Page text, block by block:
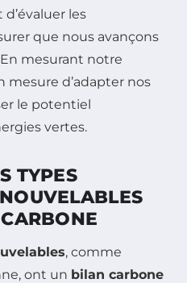
d’évaluer les
que nous avançons
mesurant notre
mesure d’adapter nos
le potentiel
vertes.
TYPES
, comme
ont un bilan carbone